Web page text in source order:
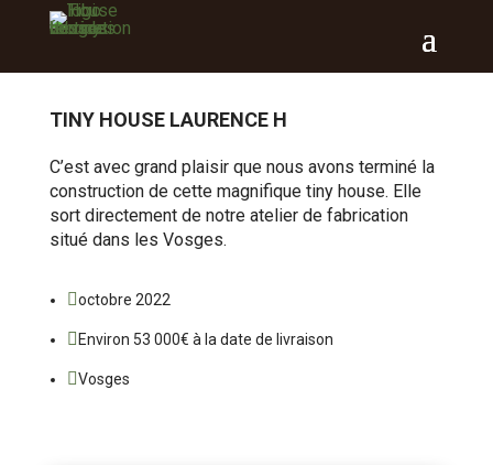
TINY HOUSE LAURENCE H
C’est avec grand plaisir que nous avons terminé la
construction de cette magnifique tiny house. Elle
sort directement de notre atelier de fabrication
situé dans les Vosges.
octobre 2022
 Environ 53 000€ à la date de livraison
Vosges